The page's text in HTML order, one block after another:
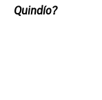
Quindío?